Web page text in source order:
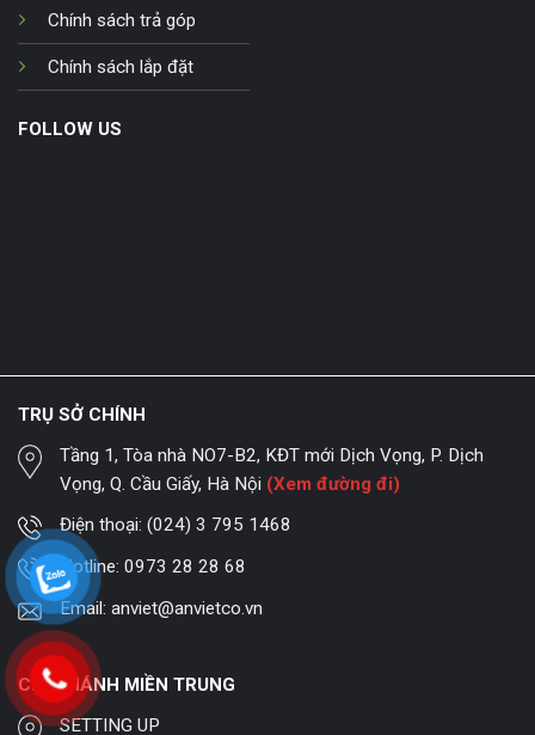
Chính sách trả góp
Chính sách lắp đặt
FOLLOW US
TRỤ SỞ CHÍNH
Tầng 1, Tòa nhà NO7-B2, KĐT mới Dịch Vọng, P. Dịch
Vọng, Q. Cầu Giấy, Hà Nội (Xem đường đi)
Điện thoại:(024) 3 795 1468
Hotline:0973 28 28 68
Email:anviet@anvietco.vn
CHI NHÁNH MIỀN TRUNG
SETTING UP